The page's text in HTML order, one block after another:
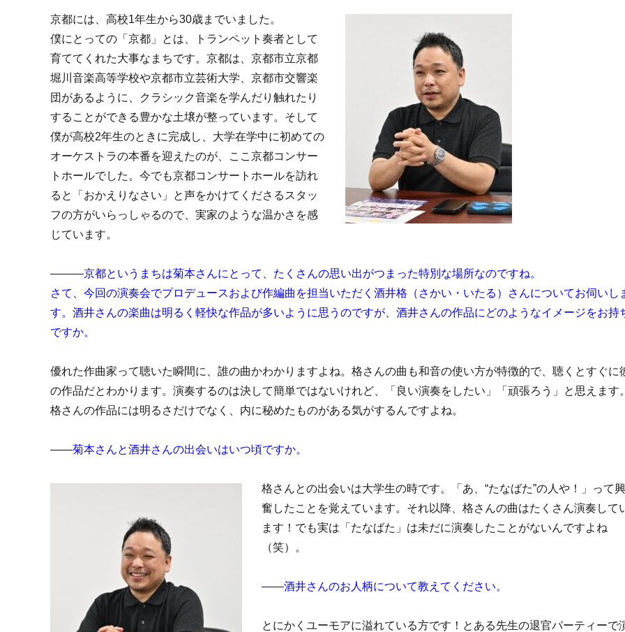
京都には、高校1年生から30歳までいました。
僕にとっての「京都」とは、トランペット奏者として
育ててくれた大事なまちです。京都は、京都市立京都
堀川音楽高等学校や京都市立芸術大学、京都市交響楽
団があるように、クラシック音楽を学んだり触れたり
することができる豊かな土壌が整っています。そして
僕が高校2年生のときに完成し、大学在学中に初めての
オーケストラの本番を迎えたのが、ここ京都コンサー
トホールでした。今でも京都コンサートホールを訪れ
ると「おかえりなさい」と声をかけてくださるスタッ
フの方がいらっしゃるので、実家のような温かさを感
じています。
―――京都というまちは菊本さんにとって、たくさんの思い出がつまった特別な場所なのですね。
さて、今回の演奏会でプロデュースおよび作編曲を担当いただく酒井格（さかい・いたる）さんについてお伺いし
す。 酒井さんの楽曲は明るく軽快な作品が多いように思うのですが、酒井さんの作品にどのようなイメージをお持
ですか。
優れた作曲家って聴いた瞬間に、誰の曲かわかりますよね。格さんの曲も和音の使い方が特徴的で、聴くとすぐに
の作品だとわかります。演奏するのは決して簡単ではないけれど、「良い演奏をしたい」「頑張ろう」と思えます。
格さんの作品には明るさだけでなく、内に秘めたものがある気がするんですよね。
――菊本さんと酒井さんの出会いはいつ頃ですか。
格さんとの出会いは大学生の時です。「あ、“たなばた”の人や！」って興
奮したことを覚えています。それ以降、格さんの曲はたくさん演奏して
ます！でも実は「たなばた」は未だに演奏したことがないんですよね
（笑）。
――酒井さんのお人柄について教えてください。
とにかくユーモアに溢れている方です！とある先生の退官パーティーで